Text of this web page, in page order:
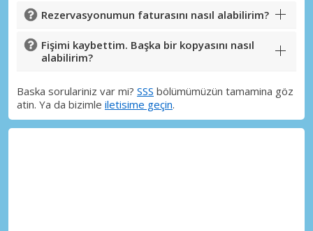
Rezervasyonumun faturasını nasıl alabilirim?
Fişimi kaybettim. Başka bir kopyasını nasıl
alabilirim?
Baska sorulariniz var mi? SSS bölümümüzün tamamina göz
atin. Ya da bizimle iletisime geçin.